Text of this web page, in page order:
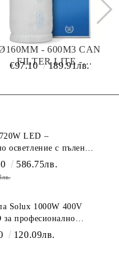
- 600M3 CAN
FILTER LITE -
ВЪЗДУХ
€97.10 189.91лв.
LED –
осветление с пълен
µmol/s)586.75лв.
Solux 1000W 400V
за професионално
120.09лв.